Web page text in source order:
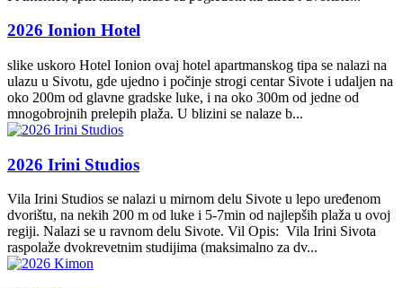
2026 Ionion Hotel
slike uskoro Hotel Ionion ovaj hotel apartmanskog tipa se nalazi na
ulazu u Sivotu, gde ujedno i počinje strogi centar Sivote i udaljen na
oko 200m od glavne gradske luke, i na oko 300m od jedne od
mnogobrojnih prelepih plaža. U blizini se nalaze b...
2026 Irini Studios
Vila Irini Studios se nalazi u mirnom delu Sivote u lepo uređenom
dvorištu, na nekih 200 m od luke i 5-7min od najlepših plaža u ovoj
regiji. Nalazi se u ravnom delu Sivote. Vil Opis: Vila Irini Sivota
raspolaže dvokrevetnim studijima (maksimalno za dv...